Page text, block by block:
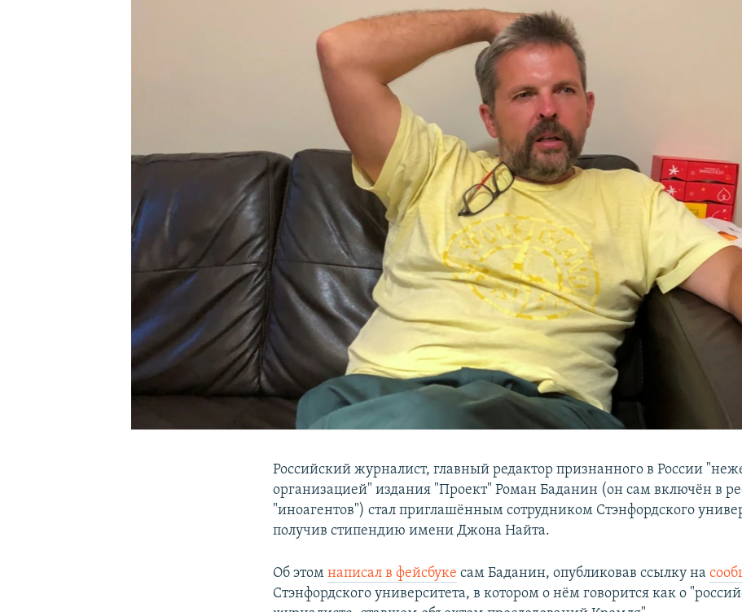
Российский журналист, главный редактор признанного в России
организацией" издания "Проект" Роман Баданин (он сам включён в
"иноагентов") стал приглашённым сотрудником Стэнфордского
получив стипендию имени Джона Найта.
Об этомнаписал в фейсбуке сам Баданин, опубликовав ссылку на
Стэнфордского университета, в котором о нём говорится как о